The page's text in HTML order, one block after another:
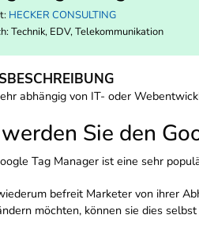
HECKER CONSULTING
Technik, EDV, Telekommunikation
abhängig von IT- oder
Sie den
Tag Manager ist eine sehr
befreit Marketer von ihrer
möchten, können sie dies